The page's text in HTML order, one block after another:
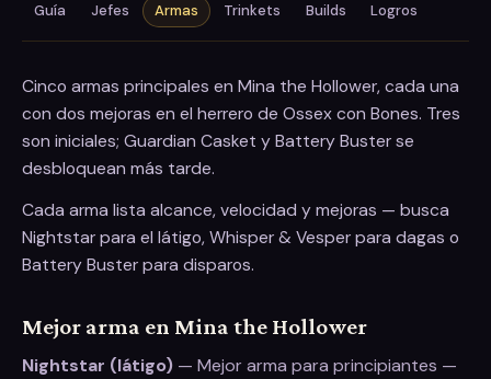
Guía Jefes Armas Trinkets Builds Logros
Cinco armas principales en Mina the Hollower, cada una
con dos mejoras en el herrero de Ossex con Bones. Tres
son iniciales; Guardian Casket y Battery Buster se
desbloquean más tarde.
Cada arma lista alcance, velocidad y mejoras — busca
Nightstar para el látigo, Whisper & Vesper para dagas o
Battery Buster para disparos.
Mejor arma en Mina the Hollower
Nightstar (látigo) — Mejor arma para principiantes —